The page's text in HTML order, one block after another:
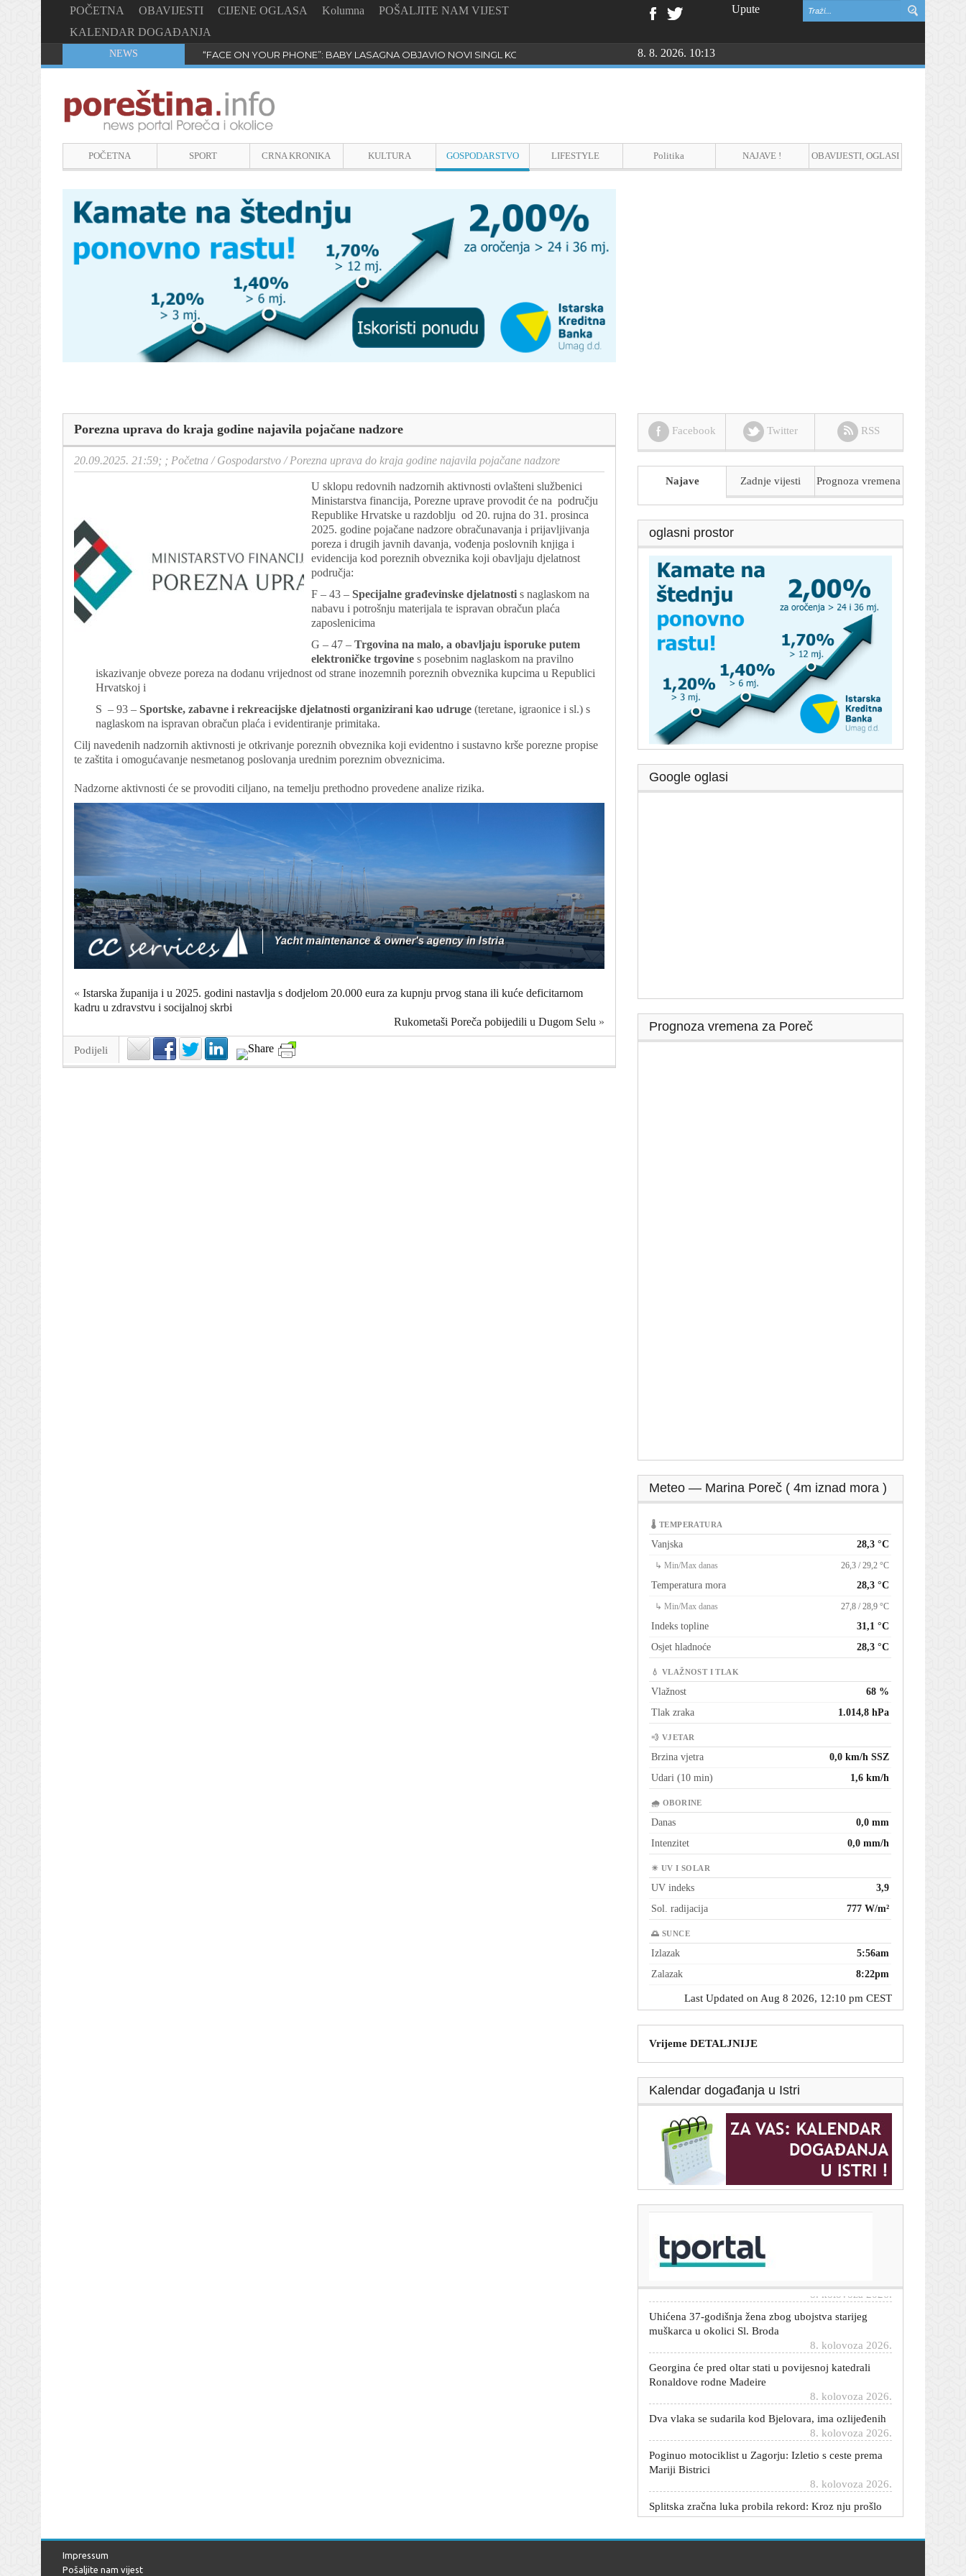
POČETNA OBAVIJESTI CIJENE OGLASA Kolumna
POŠALJITE NAM VIJEST
KALENDAR DOGAĐANJA
Upute
NEWS “FACE ON YOUR PHONE”: BABY LASAGNA OBJAVIO NOVI SINGL KOJI PROGOVARA O BULLYINGU8. 8. 2026. 10:13
POČETNA SPORT CRNA KRONIKA KULTURA GOSPODARSTVO LIFESTYLE Politika NAJAVE ! OBAVIJESTI, OGLASI
Porezna uprava do kraja godine najavila pojačane nadzore
20.09.2025. 21:59; ; Početna /Gospodarstvo /Porezna uprava do kraja godine najavila pojačane nadzore
U sklopu redovnih nadzornih aktivnosti ovlašteni službenici
Ministarstva financija, Porezne uprave provodit će na području
Republike Hrvatske u razdoblju od 20. rujna do 31. prosinca
2025. godine pojačane nadzore obračunavanja i prijavljivanja
poreza i drugih javnih davanja, vođenja poslovnih knjiga i
evidencija kod poreznih obveznika koji obavljaju djelatnost
područja:
F – 43 – Specijalne građevinske djelatnosti s naglaskom na
nabavu i potrošnju materijala te ispravan obračun plaća
zaposlenicima
G – 47 – Trgovina na malo, a obavljaju isporuke putem
elektroničke trgovine s posebnim naglaskom na pravilno
iskazivanje obveze poreza na dodanu vrijednost od strane inozemnih poreznih obveznika kupcima u Republici
Hrvatskoj i
S ­ – 93 – Sportske, zabavne i rekreacijske djelatnosti organizirani kao udruge (teretane, igraonice i sl.) s
naglaskom na ispravan obračun plaća i evidentiranje primitaka.
Cilj navedenih nadzornih aktivnosti je otkrivanje poreznih obveznika koji evidentno i sustavno krše porezne propise
te zaštita i omogućavanje nesmetanog poslovanja urednim poreznim obveznicima.
Nadzorne aktivnosti će se provoditi ciljano, na temelju prethodno provedene analize rizika.
« Istarska županija i u 2025. godini nastavlja s dodjelom 20.000 eura za kupnju prvog stana ili kuće deficitarnom
kadru u zdravstvu i socijalnoj skrbi
Rukometaši Poreča pobijedili u Dugom Selu »
Podijeli
Facebook Twitter RSS
Najave Zadnje vijesti Prognoza vremena
oglasni prostor
Google oglasi
Prognoza vremena za Poreč
Meteo — Marina Poreč ( 4m iznad mora )
🌡 TEMPERATURA
Vanjska 28,3 °C
↳ Min/Max danas 26,3 / 29,2 °C
Temperatura mora 28,3 °C
↳ Min/Max danas 27,8 / 28,9 °C
Indeks topline
31,1 °C
Osjet hladnoće
28,3 °C
💧 VLAŽNOST I TLAK
Vlažnost
68 %
Tlak zraka
1.014,8 hPa
💨 VJETAR
Brzina vjetra
0,0 km/h SSZ
Udari (10 min)
1,6 km/h
🌧 OBORINE
Danas
0,0 mm
Intenzitet
0,0 mm/h
☀ UV I SOLAR
UV indeks
3,9
Sol. radijacija
777 W/m²
🌅 SUNCE
Izlazak
5:56am
Zalazak
8:22pm
Last Updated on Aug 8 2026, 12:10 pm CEST
Vrijeme DETALJNIJE
Kalendar događanja u Istri
BBB i Torcida se mlatili na zagrebačkom aerodromu.
Procurio video sukoba
Uhićena 37-godišnja žena zbog ubojstva starijeg
muškarca u okolici Sl. Broda
8. kolovoza 2026.
Georgina će pred oltar stati u povijesnoj katedrali
Ronaldove rodne Madeire
8. kolovoza 2026.
Dva vlaka se sudarila kod Bjelovara, ima ozlijeđenih
Poginuo motociklist u Zagorju: Izletio s ceste prema
8. kolovoza 2026.
Splitska zračna luka probila rekord: Kroz nju prošlo
770 tisuća putnika
8. kolovoza 2026.
Otkriveno što se događa s Rusom kojeg Dinamo
Impressum
Pošaljite nam vijest